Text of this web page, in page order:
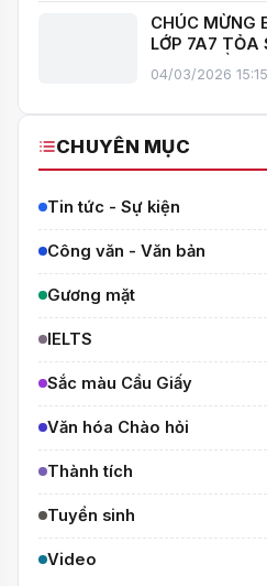
CHÚC MỪNG
LỚP 7A7
MANG VỀ
QUỐC TẾ
04/03/2026 15:15
CHUYÊN MỤC
Tin tức - Sự kiện
Công văn - Văn bản
Gương mặt
IELTS
Sắc màu Cầu Giấy
Văn hóa Chào hỏi
Thành tích
Tuyển sinh
Video